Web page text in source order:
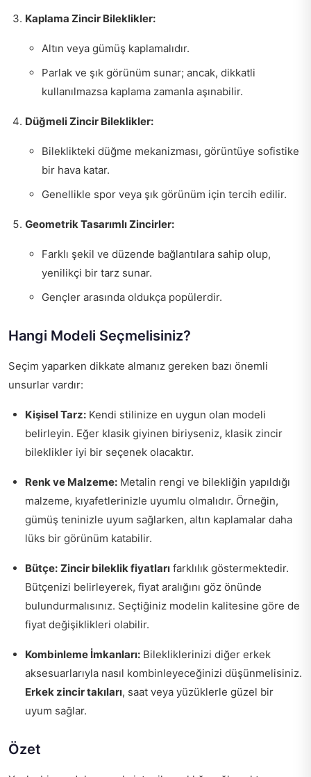
Kaplama Zincir Bileklikler:
Altın veya gümüş kaplamalıdır.
Parlak ve şık görünüm sunar; ancak, dikkatli
kullanılmazsa kaplama zamanla aşınabilir.
Düğmeli Zincir Bileklikler:
Bileklikteki düğme mekanizması, görüntüye sofistike
bir hava katar.
Genellikle spor veya şık görünüm için tercih edilir.
Geometrik Tasarımlı Zincirler:
Farklı şekil ve düzende bağlantılara sahip olup,
yenilikçi bir tarz sunar.
Gençler arasında oldukça popülerdir.
Hangi Modeli Seçmelisiniz?
Seçim yaparken dikkate almanız gereken bazı önemli
unsurlar vardır:
Kişisel Tarz: Kendi stilinize en uygun olan modeli
belirleyin. Eğer klasik giyinen biriyseniz, klasik zincir
bileklikler iyi bir seçenek olacaktır.
Renk ve Malzeme: Metalin rengi ve bilekliğin yapıldığı
malzeme, kıyafetlerinizle uyumlu olmalıdır. Örneğin,
gümüş teninizle uyum sağlarken, altın kaplamalar daha
lüks bir görünüm katabilir.
Bütçe: Zincir bileklik fiyatları farklılık göstermektedir.
Bütçenizi belirleyerek, fiyat aralığını göz önünde
bulundurmalısınız. Seçtiğiniz modelin kalitesine göre de
fiyat değişiklikleri olabilir.
Kombinleme İmkanları: Bilekliklerinizi diğer erkek
aksesuarlarıyla nasıl kombinleyeceğinizi düşünmelisiniz.
Erkek zincir takıları, saat veya yüzüklerle güzel bir
uyum sağlar.
Özet